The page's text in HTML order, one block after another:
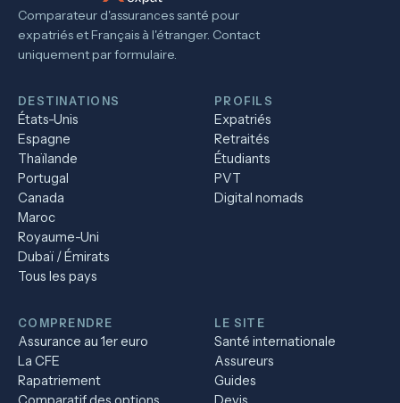
Comparateur d'assurances santé pour
expatriés et Français à l'étranger. Contact
uniquement par formulaire.
DESTINATIONS
États-Unis
Espagne
Thaïlande
Portugal
Canada
Maroc
Royaume-Uni
Dubaï / Émirats
Tous les pays
PROFILS
Expatriés
Retraités
Étudiants
PVT
Digital nomads
COMPRENDRE
Assurance au 1er euro
La CFE
Rapatriement
LE SITE
Santé internationale
Assureurs
Guides